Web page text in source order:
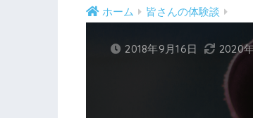
ホーム 皆さんの体験談
2018年9月16日 2020